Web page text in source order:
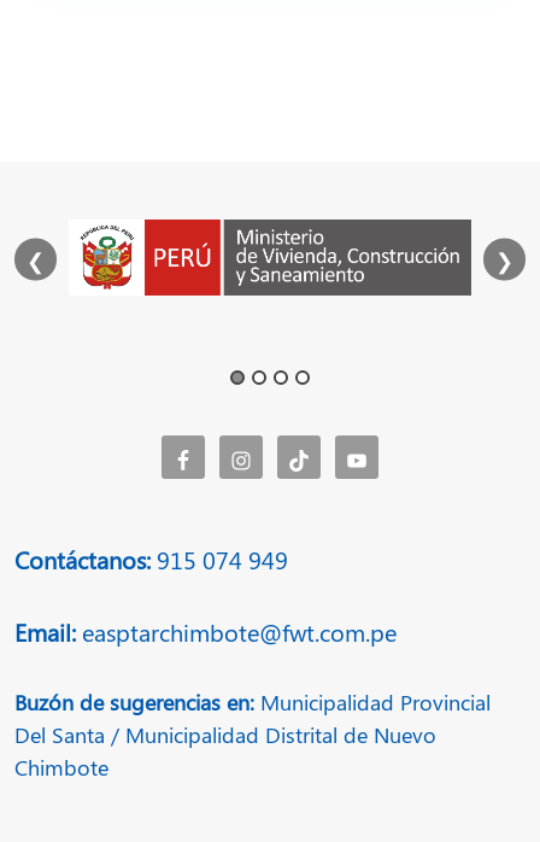
❮ ❯
Contáctanos: 915 074 949
Email: easptarchimbote@fwt.com.pe
Buzón de sugerencias en: Municipalidad Provincial
Del Santa / Municipalidad Distrital de Nuevo
Chimbote